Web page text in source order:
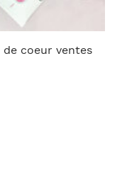
de coeur ventes